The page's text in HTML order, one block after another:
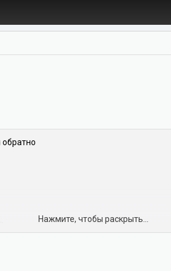
Посмотреть вложение 1734 Посмотреть
Нажмите, чтобы раскрыть...